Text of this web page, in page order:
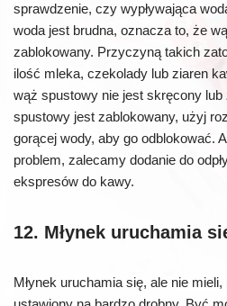
sprawdzenie, czy wypływająca
woda jest brudna, oznacza to, że
zablokowany. Przyczyną takich
ilość mleka, czekolady lub ziaren
wąż spustowy nie jest skręcony
spustowy jest zablokowany, użyj
gorącej wody, aby go odblokować.
problem, zalecamy dodanie do
ekspresów do kawy.
12. Młynek uruchamia
Młynek uruchamia się, ale nie